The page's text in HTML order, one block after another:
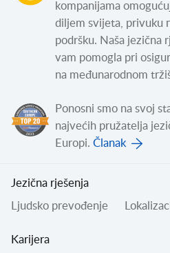
kompanijama
diljem svijeta, privuku
podršku. Naša jezična
vam pomogla pri
na međunarodnom
Ponosni smo na svoj
najvećih pružatelja
Europi. Članak
Jezična rješenja
Ljudsko prevođenje
Karijera